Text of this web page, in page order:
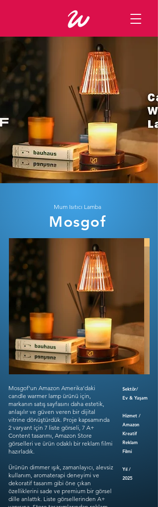
Mum Isıtıcı Lamba
Mosgof
Mosgof’un Amazon Amerika’daki
candle warmer lamp ürünü için,
markanın satış sayfasını daha estetik,
anlaşılır ve güven veren bir dijital
vitrine dönüştürdük. Proje kapsamında
2 varyant için 7 liste görseli, 7 A+
Content tasarımı, Amazon Store
görselleri ve ürün odaklı bir reklam filmi
hazırladık.
Ürünün dimmer ışık, zamanlayıcı, alevsiz
kullanım, aromaterapi deneyimi ve
dekoratif tasarım gibi öne çıkan
özelliklerini sade ve premium bir görsel
dille anlattık. Liste görsellerinden A+
Sektör/
Ev & Yaşam
Hizmet /
Amazon
Kreatif
Reklam
Filmi
Yıl /
2025